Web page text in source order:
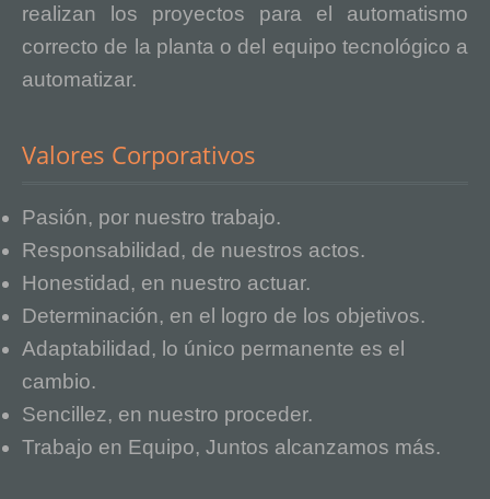
realizan los proyectos para el automatismo
correcto de la planta o del equipo tecnológico a
automatizar.
Valores Corporativos
Pasión, por nuestro trabajo.
Responsabilidad, de nuestros actos.
Honestidad, en nuestro actuar.
Determinación, en el logro de los objetivos.
Adaptabilidad, lo único permanente es el
cambio.
Sencillez, en nuestro proceder.
Trabajo en Equipo, Juntos alcanzamos más.